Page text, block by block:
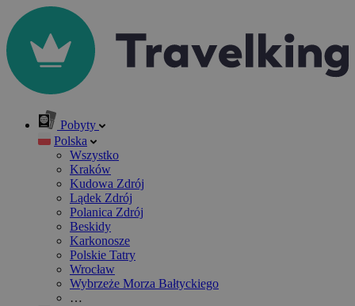
Pobyty
Polska
Wszystko
Kraków
Kudowa Zdrój
Lądek Zdrój
Polanica Zdrój
Beskidy
Karkonosze
Polskie Tatry
Wrocław
Wybrzeże Morza Bałtyckiego
…